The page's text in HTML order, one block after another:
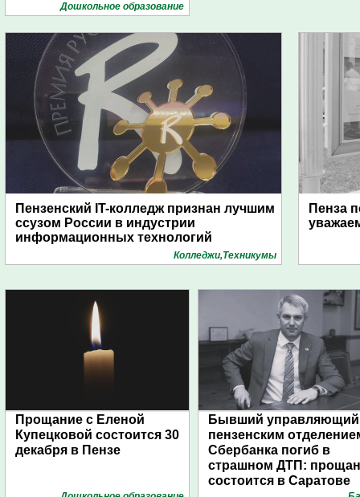
Дошкольное образование
Пензенский IT-колледж признан лучшим
ссузом России в индустрии
информационных технологий
Колледжи,Техникумы
Пенза
Прощание с Еленой
Купецковой состоится 30
декабря в Пензе
Бывший управляющий
пензенским
Сбербанка погиб в
страшном ДТП:
состоится в Саратове